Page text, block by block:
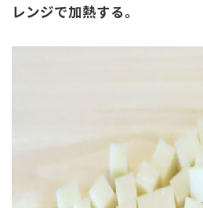
レンジで加熱する。